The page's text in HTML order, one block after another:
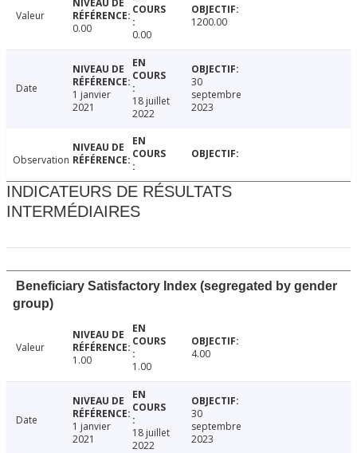
Valeur
0.00
0.00
1200.00
Date
1 janvier
2021
18 juillet
2022
30
septembre
2023
Observation
INDICATEURS DE RÉSULTATS
INTERMÉDIAIRES
Beneficiary Satisfactory Index (segregated by gender
group)
Valeur
1.00
1.00
4.00
Date
1 janvier
2021
18 juillet
2022
30
septembre
2023